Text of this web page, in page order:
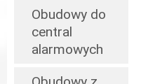
Obudowy do
central
alarmowych